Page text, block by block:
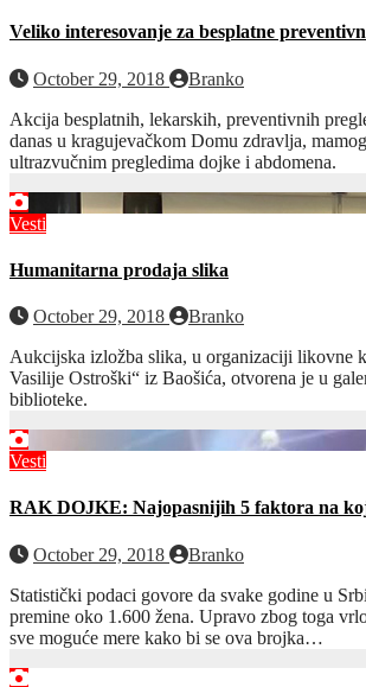
Veliko interesovanje za besplatne
October 29, 2018
Branko
Akcija besplatnih, lekarskih, preventivnih
danas u kragujevačkom Domu zdravlja,
ultrazvučnim pregledima dojke i abdomena.
Vesti
Humanitarna prodaja slika
October 29, 2018
Branko
Aukcijska izložba slika, u organizaciji likovne
Vasilije Ostroški“ iz Baošića, otvorena je u
biblioteke.
Vesti
RAK DOJKE: Najopasnijih 5 faktora na
October 29, 2018
Branko
Statistički podaci govore da svake godine u
premine oko 1.600 žena. Upravo zbog toga
sve moguće mere kako bi se ova brojka…